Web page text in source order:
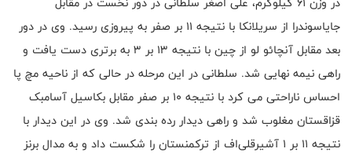
جایاسوندرا از سریلانکا با نتیجه ۱۱ بر صفر به پیروزی رسید. وی در دور
بعد مقابل آنچائو لو از چین با نتیجه ۱۳ بر ۳ به برتری دست یافت و
راهی نیمه نهایی شد. سلطانی در این مرحله در حالی که از ناحیه مچ پا
احساس ناراحتی می کرد با نتیجه ۱۰ بر صفر مقابل بکاسیل آسامبک
قزاقستان مغلوب شد و راهی دیدار رده بندی شد. وی در این دیدار با
نتیجه ۱۱ بر ۱ آشیرقلی‌اف از ترکمنستان را شکست داد و به مدال برنز